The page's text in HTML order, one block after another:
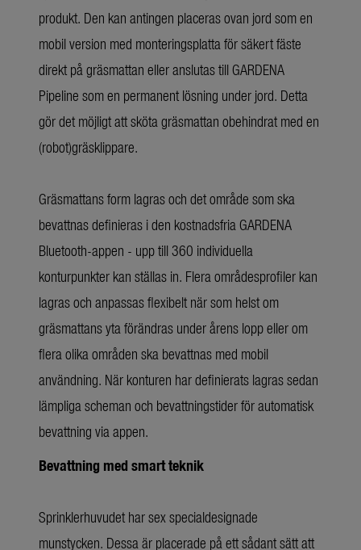
produkt. Den kan antingen placeras ovan jord som en
mobil version med monteringsplatta för säkert fäste
direkt på gräsmattan eller anslutas till GARDENA
Pipeline som en permanent lösning under jord. Detta
gör det möjligt att sköta gräsmattan obehindrat med en
(robot)gräsklippare.
Gräsmattans form lagras och det område som ska
bevattnas definieras i den kostnadsfria GARDENA
Bluetooth-appen - upp till 360 individuella
konturpunkter kan ställas in. Flera områdesprofiler kan
lagras och anpassas flexibelt när som helst om
gräsmattans yta förändras under årens lopp eller om
flera olika områden ska bevattnas med mobil
användning. När konturen har definierats lagras sedan
lämpliga scheman och bevattningstider för automatisk
bevattning via appen.
Bevattning med smart teknik
Sprinklerhuvudet har sex specialdesignade
munstycken. Dessa är placerade på ett sådant sätt att